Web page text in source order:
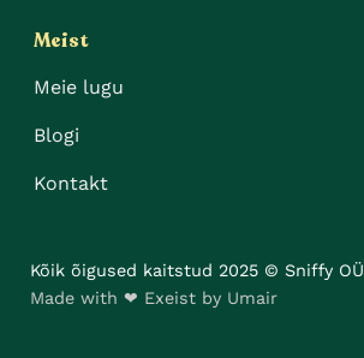
Meist
Meie lugu
Blogi
Kontakt
Kõik õigused kaitstud 2025 © Sniffy OÜ
Made with ❤ Exeist by Umair